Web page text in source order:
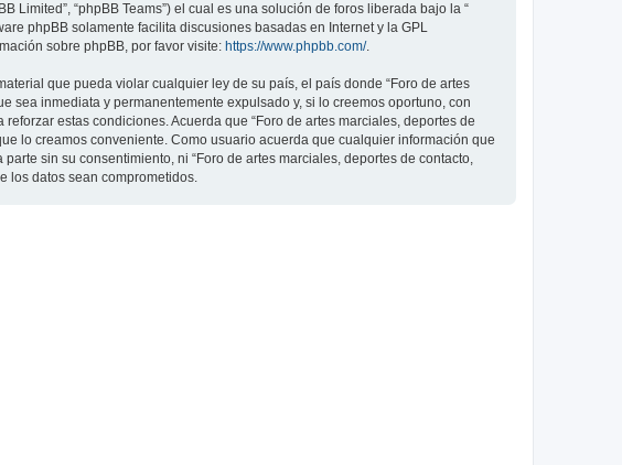
Limited”, “phpBB Teams”) el cual es una solución de foros liberada bajo la “
phpBB solamente facilita discusiones basadas en Internet y la GPL
sobre phpBB, por favor visite: https://www.phpbb.com/.
que pueda violar cualquier ley de su país, el país donde “Foro de artes
sea inmediata y permanentemente expulsado y, si lo creemos oportuno, con
estas condiciones. Acuerda que “Foro de artes marciales, deportes de
lo creamos conveniente. Como usuario acuerda que cualquier información que
sin su consentimiento, ni “Foro de artes marciales, deportes de contacto,
los datos sean comprometidos.